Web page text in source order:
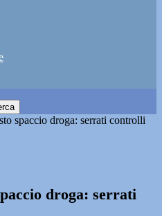
spaccio droga: serrati controlli
droga: serrati